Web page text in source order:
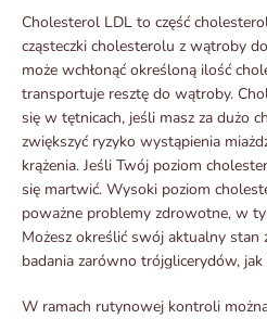
Cholesterol LDL to część
cząsteczki cholesterolu z wątroby
może wchłonąć określoną ilość
transportuje resztę do wątroby.
się w tętnicach, jeśli masz za dużo
zwiększyć ryzyko wystąpienia
krążenia. Jeśli Twój poziom
się martwić. Wysoki poziom
poważne problemy zdrowotne, w
Możesz określić swój aktualny
badania zarówno trójglicerydów,
W ramach rutynowej kontroli